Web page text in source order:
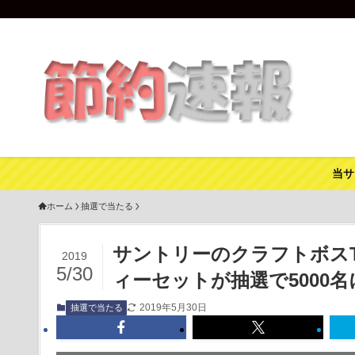
当
ホーム 抽選で当たる
サントリーのクラフトボ
ィーセットが抽選で5000
2019
5/30
抽選で当たる 2019年5月30日